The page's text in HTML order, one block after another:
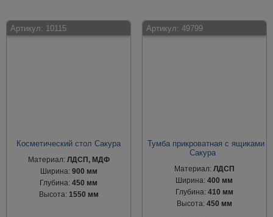
Артикул: 10115
Косметический стол Сакура
Материал: ЛДСП, МДФ
Ширина: 900 мм
Глубина:450 мм
Высота: 1550 мм
Артикул: 49799
Тумба прикроватная с ящиками
Сакура
Материал: ЛДСП
Ширина:400 мм
Глубина: 410 мм
Высота: 450 мм